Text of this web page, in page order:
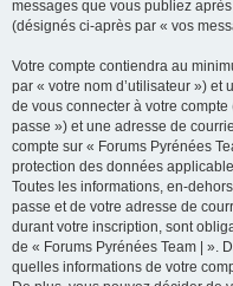
messages que vous publiez
(désignés ci-après par « vos
Votre compte contiendra au
par « votre nom d’utilisateur ») et
de vous connecter à votre
passe ») et une adresse de
compte sur « Forums Pyrénées
protection des données
Toutes les informations, en-
passe et de votre adresse de
durant votre inscription, sont
de « Forums Pyrénées Team | ».
quelles informations de votre